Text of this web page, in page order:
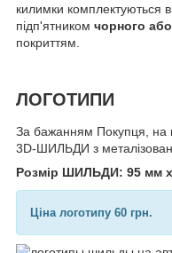
килимки комплектуються
підп'ятником чорного
покриттям.
ЛОГОТИПИ
За бажанням Покупця, на
3D-ШИЛЬДИ з
Розмір ШИЛЬДИ: 95 мм
Ціна логотипу 60 грн.